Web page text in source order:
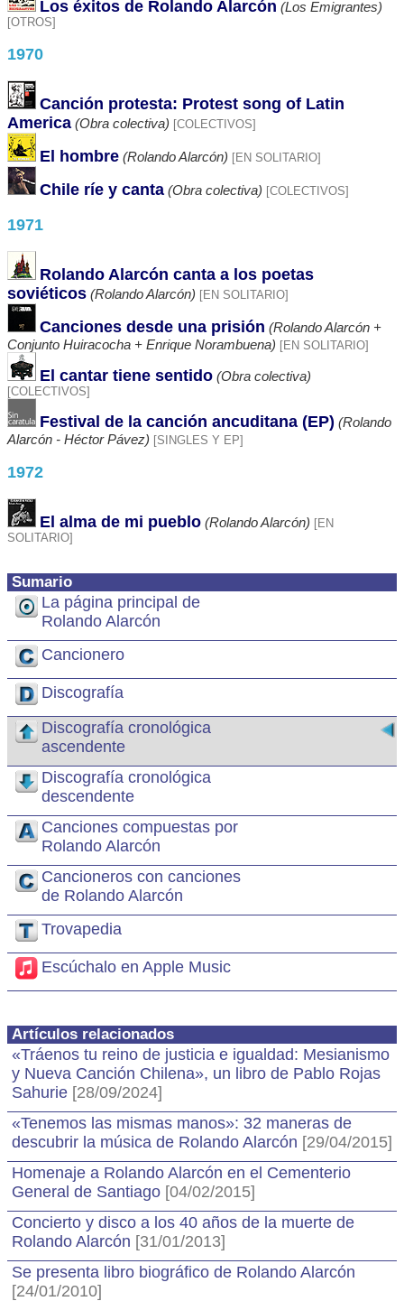
Sumario
La página principal de
Rolando Alarcón
Cancionero
Discografía
Discografía cronológica
ascendente
Discografía cronológica
descendente
Canciones compuestas por
Rolando Alarcón
Cancioneros con canciones
de Rolando Alarcón
Trovapedia
Escúchalo en Apple Music
Artículos relacionados
«Tráenos tu reino de justicia e igualdad: Mesianismo
y Nueva Canción Chilena», un libro de Pablo Rojas
Sahurie [28/09/2024]
«Tenemos las mismas manos»: 32 maneras de
descubrir la música de Rolando Alarcón [29/04/2015]
Homenaje a Rolando Alarcón en el Cementerio
General de Santiago [04/02/2015]
Concierto y disco a los 40 años de la muerte de
Rolando Alarcón [31/01/2013]
Se presenta libro biográfico de Rolando Alarcón
[24/01/2010]
Los éxitos de Rolando Alarcón (Los Emigrantes)
[OTROS]
1970
Canción protesta: Protest song of Latin
America (Obra colectiva) [COLECTIVOS]
El hombre (Rolando Alarcón) [EN SOLITARIO]
Chile ríe y canta (Obra colectiva) [COLECTIVOS]
1971
Rolando Alarcón canta a los poetas
soviéticos (Rolando Alarcón) [EN SOLITARIO]
Canciones desde una prisión (Rolando Alarcón +
Conjunto Huiracocha + Enrique Norambuena)
[EN SOLITARIO]
El cantar tiene sentido (Obra colectiva)
[COLECTIVOS]
Festival de la canción ancuditana (EP) (Rolando
Alarcón - Héctor Pávez)
[SINGLES Y EP]
1972
El alma de mi pueblo (Rolando Alarcón)
[EN
SOLITARIO]